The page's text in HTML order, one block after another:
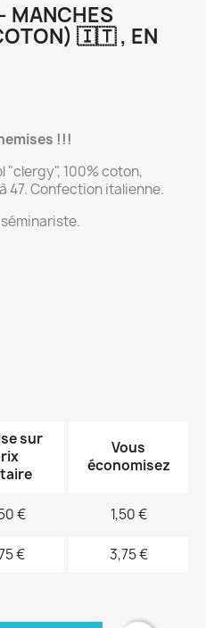
MANCHES
🇮🇹 , EN
!!!
"clergy", 100% coton,
47. Confection italienne.
sur
Vous
économisez
€ 1,50 €
€ 3,75 €